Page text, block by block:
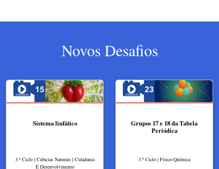
Novos Desafios
Sistema linfático
3.º Ciclo | Ciências Naturais | Cidadania
E Desenvolvimento
Grupos 17 e 18 da Tabela
Periódica
3.º Ciclo | Físico-Química